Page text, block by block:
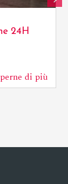
24H
di più